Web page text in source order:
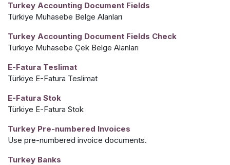
Turkey Accounting Document Fields
Türkiye Muhasebe Belge Alanları
Turkey Accounting Document Fields Check
Türkiye Muhasebe Çek Belge Alanları
E-Fatura Teslimat
Türkiye E-Fatura Teslimat
E-Fatura Stok
Türkiye E-Fatura Stok
Turkey Pre-numbered Invoices
Use pre-numbered invoice documents.
Turkey Banks